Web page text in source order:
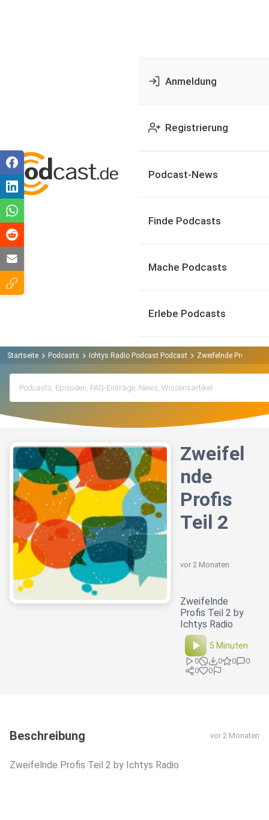
Anmeldung
Registrierung
Podcast-News
Finde Podcasts
Mache Podcasts
Erlebe Podcasts
Startseite Podcasts Ichtys Radio Podcast Podcast Zweifelnde Profis Teil
Zweifel
nde
Profis
Teil 2
vor 2 Monaten
Zweifelnde
Profis Teil 2 by
Ichtys Radio
5 Minuten
0 0 0
0
0
0
Beschreibung vor 2 Monaten
Zweifelnde Profis Teil 2 by Ichtys Radio